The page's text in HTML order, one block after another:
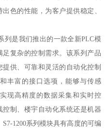
色的性能，为客户提供稳定、
是我们推出的一款全新PLC模
复杂的控制需求。该系列产品
供、可靠和灵活的自动化控制
丰富的接口选项，能够与传感
现高精度的数据采集和实时控
制、楼宇自动化系统还是机器
1200系列模块具有高度的可编